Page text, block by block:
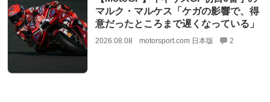
マルク・マルケス「ケガの影響で、得
意だったところまで遅くなっている」
2026.08.08 motorsport.com 日本版 2